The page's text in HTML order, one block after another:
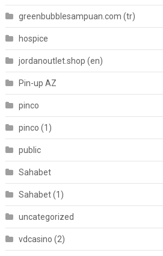
greenbubblesampuan.com (tr)
hospice
jordanoutlet.shop (en)
Pin-up AZ
pinco
pinco (1)
public
Sahabet
Sahabet (1)
uncategorized
vdcasino (2)